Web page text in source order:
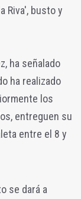
Riva', busto y
ha señalado
ha realizado
los
entreguen su
entre el 8 y
se dará a